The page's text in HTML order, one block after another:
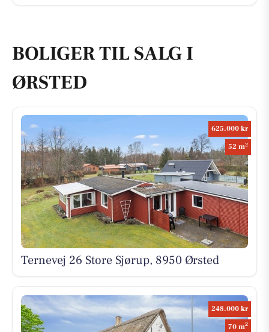
BOLIGER TIL SALG I
ØRSTED
625.000 kr
52 m2
Ternevej 26 Store Sjørup, 8950 Ørsted
248.000 kr
70 m2